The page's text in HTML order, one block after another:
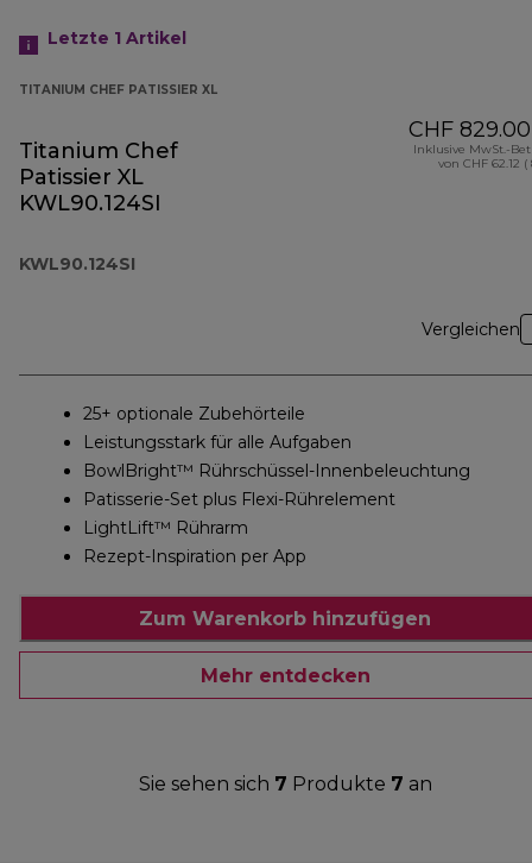
Letzte 1 Artikel
TITANIUM CHEF PATISSIER XL
Titanium Chef
Patissier XL
KWL90.124SI
KWL90.124SI
CHF 829.00
Inklusive MwSt.-
von CHF 62.12 (
Vergleichen
25+ optionale Zubehörteile
Leistungsstark für alle Aufgaben
BowlBright™ Rührschüssel-Innenbeleuchtung
Patisserie-Set plus Flexi-Rührelement
LightLift™ Rührarm
Rezept-Inspiration per App
Zum Warenkorb hinzufügen
Mehr entdecken
Sie sehen sich 7 Produkte 7 an